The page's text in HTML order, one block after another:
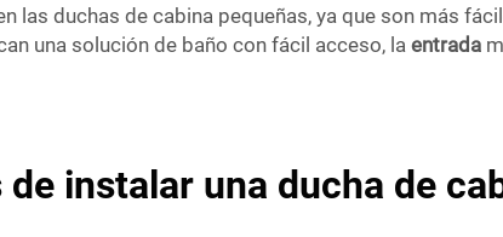
las duchas de cabina pequeñas, ya que son más
una solución de baño con fácil acceso, la entrada
instalar una ducha de